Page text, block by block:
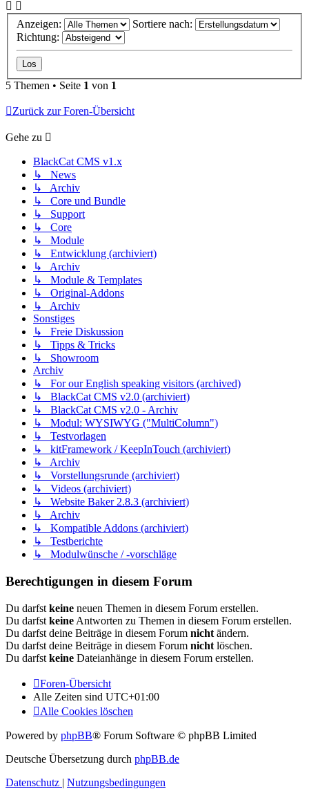
Anzeigen:
Sortiere nach:
Richtung:
5 Themen • Seite 1 von 1
Zurück zur Foren-Übersicht
Gehe zu
BlackCat CMS v1.x
↳ News
↳ Archiv
↳ Core und Bundle
↳ Support
↳ Core
↳ Module
↳ Entwicklung (archiviert)
↳ Archiv
↳ Module & Templates
↳ Original-Addons
↳ Archiv
Sonstiges
↳ Freie Diskussion
↳ Tipps & Tricks
↳ Showroom
Archiv
↳ For our English speaking visitors (archived)
↳ BlackCat CMS v2.0 (archiviert)
↳ BlackCat CMS v2.0 - Archiv
↳ Modul: WYSIWYG ("MultiColumn")
↳ Testvorlagen
↳ kitFramework / KeepInTouch (archiviert)
↳ Archiv
↳ Vorstellungsrunde (archiviert)
↳ Videos (archiviert)
↳ Website Baker 2.8.3 (archiviert)
↳ Archiv
↳ Kompatible Addons (archiviert)
↳ Testberichte
↳ Modulwünsche / -vorschläge
Berechtigungen in diesem Forum
Du darfst keine neuen Themen in diesem Forum erstellen.
Du darfst keine Antworten zu Themen in diesem Forum erstellen.
Du darfst deine Beiträge in diesem Forum nicht ändern.
Du darfst deine Beiträge in diesem Forum nicht löschen.
Du darfst keine Dateianhänge in diesem Forum erstellen.
Foren-Übersicht
Alle Zeiten sind UTC+01:00
Alle Cookies löschen
Powered by phpBB® Forum Software © phpBB Limited
Deutsche Übersetzung durch phpBB.de
Datenschutz | Nutzungsbedingungen